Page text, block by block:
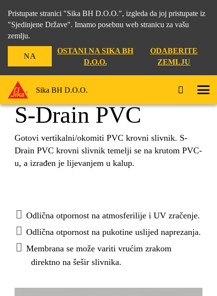
Pristupate stranici "Sika BH D.O.O.", izgleda da joj pristupate iz
"Sjedinjene Države". Imamo posebnu web stranicu za vašu
zemlju.
NA
OSTANI NA SIKA BH
D.O.O.
ODABERITE
ZEMLJU
Sika BH D.O.O.
... S-Drain PVC
S-Drain PVC
Gotovi vertikalni/okomiti PVC krovni slivnik. S-
Drain PVC krovni slivnik temelji se na krutom PVC-
u, a izrađen je lijevanjem u kalup.
Odlična otpornost na atmosferilije i UV zračenje.
Odlična otpornost na pukotine uslijed naprezanja.
Membrana se može variti vrućim zrakom
direktno na šešir slivnika.